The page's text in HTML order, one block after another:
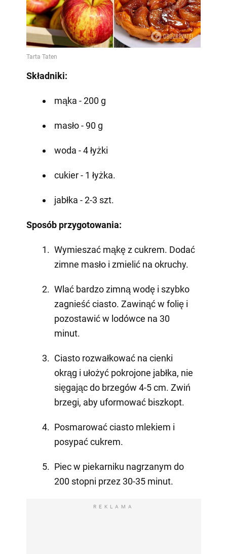
Składniki:
mąka - 200 g
masło - 90 g
woda - 4 łyżki
cukier - 1 łyżka.
jabłka - 2-3 szt.
Sposób przygotowania:
Wymieszać mąkę z cukrem. Dodać
zimne masło i zmielić na okruchy.
Wlać bardzo zimną wodę i szybko
zagnieść ciasto. Zawinąć w folię i
pozostawić w lodówce na 30
minut.
Ciasto rozwałkować na cienki
okrąg i ułożyć pokrojone jabłka, nie
sięgając do brzegów 4-5 cm. Zwiń
brzegi, aby uformować biszkopt.
Posmarować ciasto mlekiem i
posypać cukrem.
Piec w piekarniku nagrzanym do
200 stopni przez 30-35 minut.
REKLAMA